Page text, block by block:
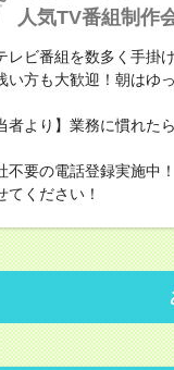
人気TV番組制作
レビ番組を数多く手掛
い方も大歓迎！朝はゆ
者より】業務に慣れた
不要の電話登録実施
てください！